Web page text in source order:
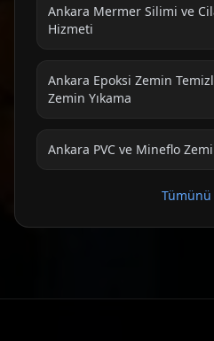
Ankara Mermer Silimi ve
Hizmeti
Ankara Epoksi Zemin
Zemin Yıkama
Ankara PVC ve Mineflo
Tümünü